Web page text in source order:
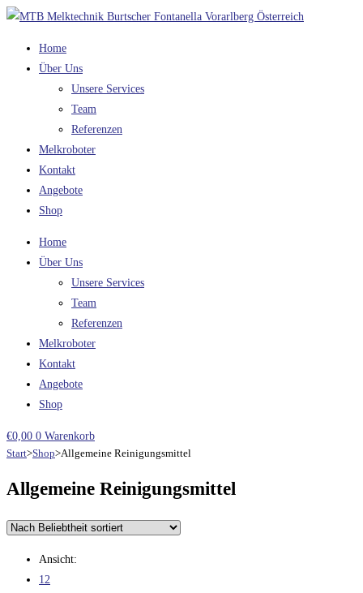
Zum
springen
Home
Über Uns
Unsere Services
Team
Referenzen
Melkroboter
Kontakt
Angebote
Shop
Home
Über Uns
Unsere Services
Team
Referenzen
Melkroboter
Kontakt
Angebote
Shop
€0,00 0 Warenkorb
Start>Shop>Allgemeine Reinigungsmittel
Allgemeine Reinigungsmittel
Ansicht:
12